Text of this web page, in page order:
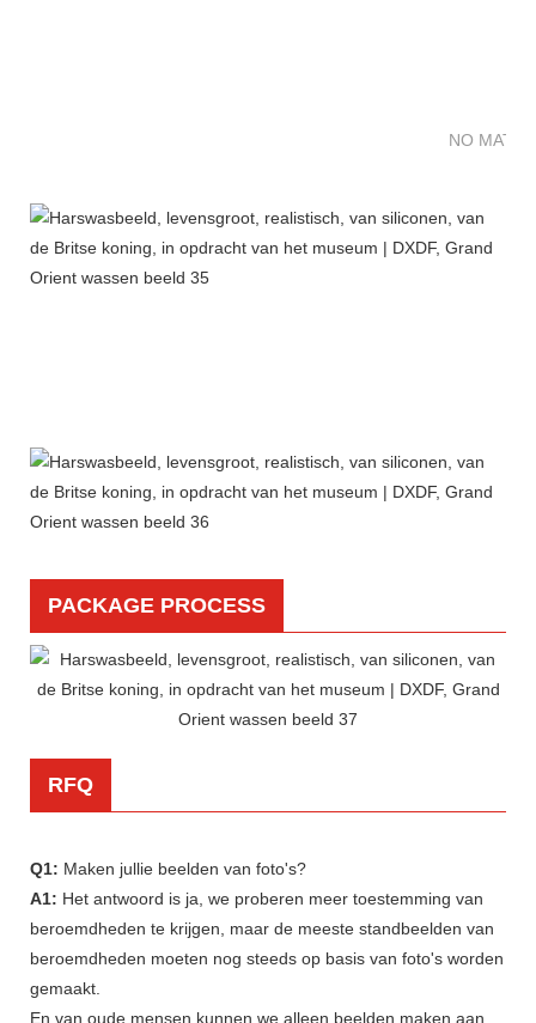
NO
PACKAGE PROCESS
RFQ
Q1: Maken jullie beelden van foto's?
A1: Het antwoord is ja, we proberen meer toestemming van
beroemdheden te krijgen, maar de meeste standbeelden van
beroemdheden moeten nog steeds op basis van foto's worden
gemaakt.
En van oude mensen kunnen we alleen beelden maken aan